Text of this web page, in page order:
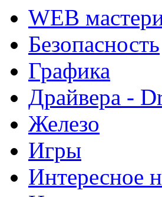
WEB
Безопасность
Графика
Драйвера -
Железо
Игры
Интересное